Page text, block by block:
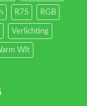
R7S RGB
Verlichting
Wit